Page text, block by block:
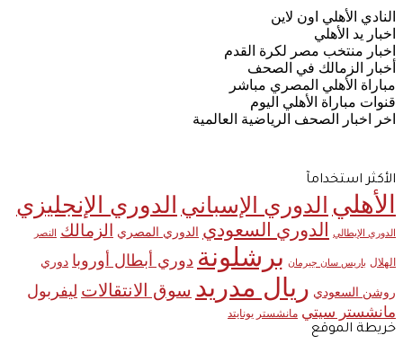
النادي الأهلي اون لاين
اخبار يد الأهلي
اخبار منتخب مصر لكرة القدم
أخبار الزمالك في الصحف
مباراة الأهلي المصري مباشر
قنوات مباراة الأهلي اليوم
اخر اخبار الصحف الرياضية العالمية
الأكثر استخدامآ
الأهلي الدوري الإسباني الدوري الإنجليزي
الدوري الإيطالي الدوري السعودي الدوري المصري الزمالك النصر
الهلال باريس سان جيرمان برشلونة دوري أبطال أوروبا دوري
روشن السعودي ريال مدريد سوق الانتقالات ليفربول
مانشستر سيتي مانشستر يونايتد
خريطة الموقع